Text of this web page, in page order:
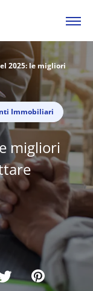
2025: le migliori
Immobiliari
migliori